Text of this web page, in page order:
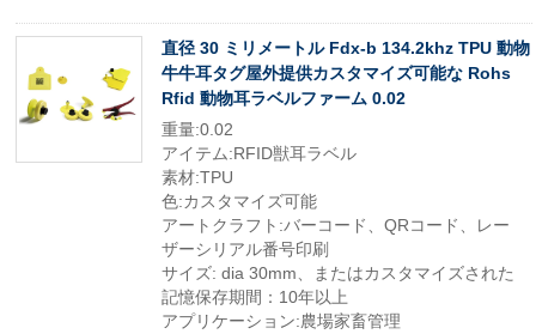
直径 30 ミリメートル Fdx-b 134.2khz TPU 動物
牛牛耳タグ屋外提供カスタマイズ可能な Rohs
Rfid 動物耳ラベルファーム 0.02
重量:0.02
アイテム:RFID獣耳ラベル
素材:TPU
色:カスタマイズ可能
アートクラフト:バーコード、QRコード、レー
ザーシリアル番号印刷
サイズ: dia 30mm、またはカスタマイズされた
記憶保存期間：10年以上
アプリケーション:農場家畜管理